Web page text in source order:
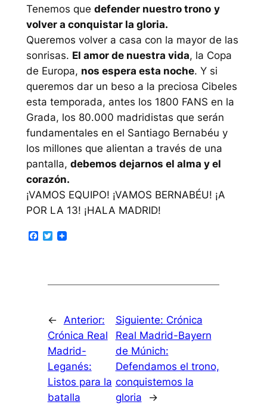
Tenemos que defender nuestro trono y
volver a conquistar la gloria.
Queremos volver a casa con la mayor de las
sonrisas. El amor de nuestra vida, la Copa
de Europa, nos espera esta noche. Y si
queremos dar un beso a la preciosa Cibeles
esta temporada, antes los 1800 FANS en la
Grada, los 80.000 madridistas que serán
fundamentales en el Santiago Bernabéu y
los millones que alientan a través de una
pantalla, debemos dejarnos el alma y el
corazón.
¡VAMOS EQUIPO! ¡VAMOS BERNABÉU! ¡A
POR LA 13! ¡HALA MADRID!
Facebook
Twitter
← Anterior:
Crónica Real
Madrid-
Leganés:
Listos para la
batalla
Siguiente: Crónica
Real Madrid-Bayern
de Múnich:
Defendamos el trono,
conquistemos la
gloria
→